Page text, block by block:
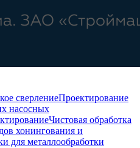
сверлениеПроектирование
насосных
Чистовая обработка
хонингования и
для металлообработки